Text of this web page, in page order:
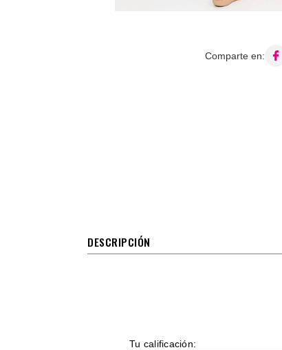
Comparte en:
DESCRIPCIÓN
Tu calificación: